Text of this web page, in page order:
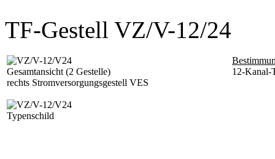
TF-Gestell VZ/V-12/24
Gesamtansicht (2 Gestelle)
rechts Stromversorgungsgestell VES
Typenschild
12-Kanal-